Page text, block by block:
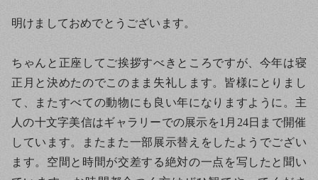
明けましておめでとうございます。
ちゃんと正座してご挨拶すべきところですが、今年は寝
正月と決めたのでこのまま失礼します。皆様にとりまし
て、またすべての動物にも良い年になりますように。主
人の十文字美信はギャラリーでの展示を1月24日まで開催
しています。またまた一部展示替えをしたようでござい
ます。空間と時間が交差する絶対の一点を写したと聞い